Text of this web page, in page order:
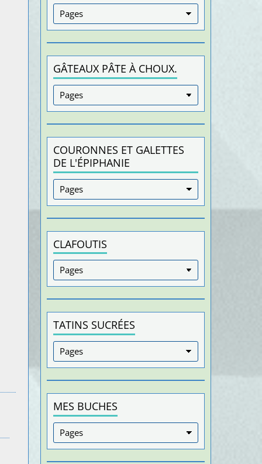
GÂTEAUX PÂTE À CHOUX.
COURONNES ET GALETTES
DE L'ÉPIPHANIE
CLAFOUTIS
TATINS SUCRÉES
MES BUCHES